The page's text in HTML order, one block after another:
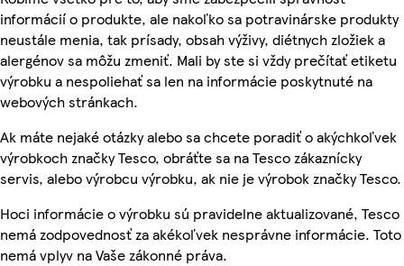
informácií o produkte, ale nakoľko sa potravinárske produkty
neustále menia, tak prísady, obsah výživy, diétnych zložiek a
alergénov sa môžu zmeniť. Mali by ste si vždy prečítať etiketu
výrobku a nespoliehať sa len na informácie poskytnuté na
webových stránkach.
Ak máte nejaké otázky alebo sa chcete poradiť o akýchkoľvek
výrobkoch značky Tesco, obráťte sa na Tesco zákaznícky
servis, alebo výrobcu výrobku, ak nie je výrobok značky Tesco.
Hoci informácie o výrobku sú pravidelne aktualizované, Tesco
nemá zodpovednosť za akékoľvek nesprávne informácie. Toto
nemá vplyv na Vaše zákonné práva.